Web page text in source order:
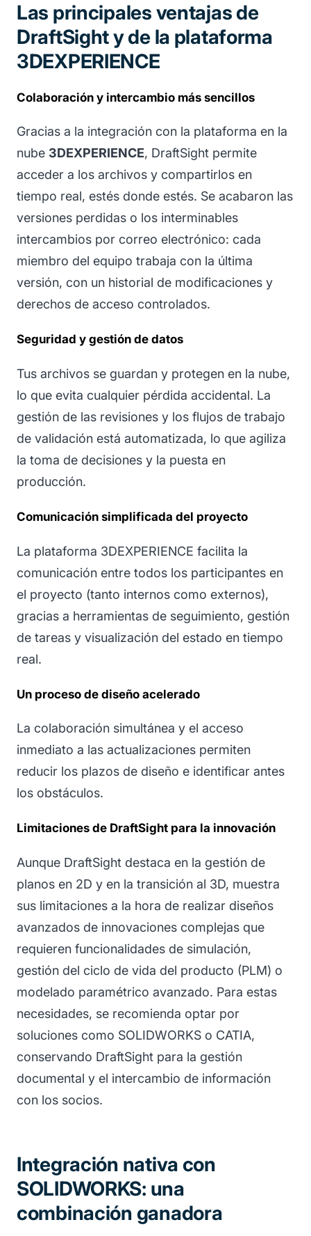
Las principales ventajas de
DraftSight y de la plataforma
3DEXPERIENCE
Colaboración y intercambio más sencillos
Gracias a la integración con la plataforma en la
nube 3DEXPERIENCE, DraftSight permite
acceder a los archivos y compartirlos en
tiempo real, estés donde estés. Se acabaron las
versiones perdidas o los interminables
intercambios por correo electrónico: cada
miembro del equipo trabaja con la última
versión, con un historial de modificaciones y
derechos de acceso controlados.
Seguridad y gestión de datos
Tus archivos se guardan y protegen en la nube,
lo que evita cualquier pérdida accidental. La
gestión de las revisiones y los flujos de trabajo
de validación está automatizada, lo que agiliza
la toma de decisiones y la puesta en
producción.
Comunicación simplificada del proyecto
La plataforma 3DEXPERIENCE facilita la
comunicación entre todos los participantes en
el proyecto (tanto internos como externos),
gracias a herramientas de seguimiento, gestión
de tareas y visualización del estado en tiempo
real.
Un proceso de diseño acelerado
La colaboración simultánea y el acceso
inmediato a las actualizaciones permiten
reducir los plazos de diseño e identificar antes
los obstáculos.
Limitaciones de DraftSight para la innovación
Aunque DraftSight destaca en la gestión de
planos en 2D y en la transición al 3D, muestra
sus limitaciones a la hora de realizar diseños
avanzados de innovaciones complejas que
requieren funcionalidades de simulación,
gestión del ciclo de vida del producto (PLM) o
modelado paramétrico avanzado. Para estas
necesidades, se recomienda optar por
soluciones como SOLIDWORKS o CATIA,
conservando DraftSight para la gestión
documental y el intercambio de información
con los socios.
Integración nativa con
SOLIDWORKS: una
combinación ganadora